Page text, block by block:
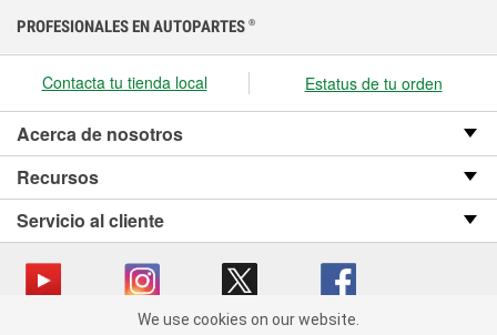
We use cookies on our website. By clicking "Accept", you consent
PROFESIONALES EN AUTOPARTES ®
Contacta tu tienda local Estatus de tu orden
Acerca de nosotros
Recursos
Servicio al cliente
We use cookies on our website.